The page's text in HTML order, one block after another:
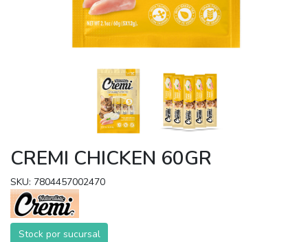
CREMI CHICKEN 60GR
SKU: 7804457002470
Stock por sucursal